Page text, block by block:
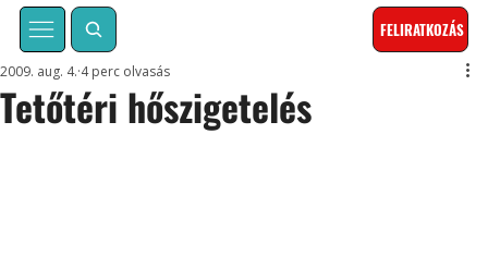
FELIRATKOZÁS
Tetőtéri hőszigetelés
2009. aug. 4. 4 perc olvasás